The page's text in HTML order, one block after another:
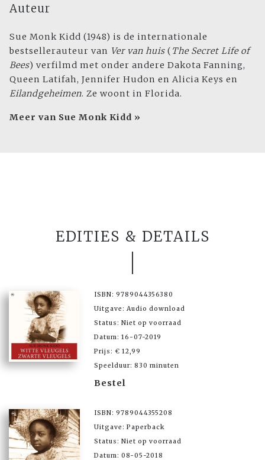
Auteur
Sue Monk Kidd (1948) is de internationale
bestsellerauteur van Ver van huis ( The Secret Life of
Bees) verfilmd met onder andere Dakota Fanning,
Queen Latifah, Jennifer Hudon en Alicia Keys en
Eilandgeheimen. Ze woont in Florida.
Meer van Sue Monk Kidd »
EDITIES & DETAILS
ISBN: 9789044356380
Uitgave: Audio download
Status: Niet op voorraad
Datum: 16-07-2019
Prijs: € 12,99
Speelduur: 830 minuten
Bestel
ISBN: 9789044355208
Uitgave: Paperback
Status: Niet op voorraad
Datum: 08-05-2018